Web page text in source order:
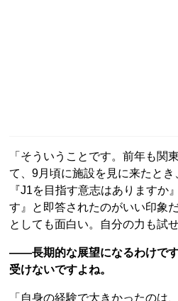
「そういうことです。前年も関
て、9月頃に施設を見に来たと
『J1を目指す意志はありますか
す』と即答されたのがいい印象
としても面白い。自分の力も試
――長期的な展望になるわけで
受けないですよね。
「自身の経験で大きかったのは